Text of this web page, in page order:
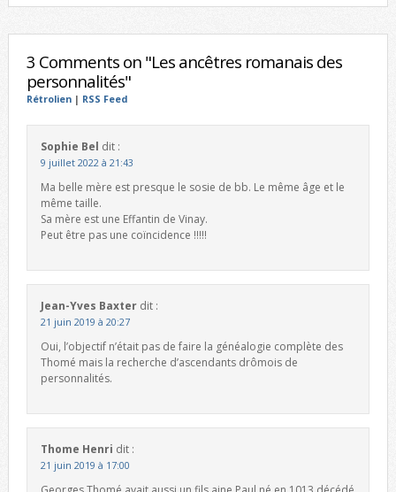
3 Comments on "Les ancêtres romanais des
personnalités"
Rétrolien| RSS Feed
Sophie Bel dit :
9 juillet 2022 à 21:43
Ma belle mère est presque le sosie de bb. Le même âge et le
même taille.
Sa mère est une Effantin de Vinay.
Peut être pas une coïncidence !!!!!
Jean-Yves Baxter dit :
21 juin 2019 à 20:27
Oui, l’objectif n’était pas de faire la généalogie complète des
Thomé mais la recherche d’ascendants drômois de
personnalités.
Thome Henri dit :
21 juin 2019 à 17:00